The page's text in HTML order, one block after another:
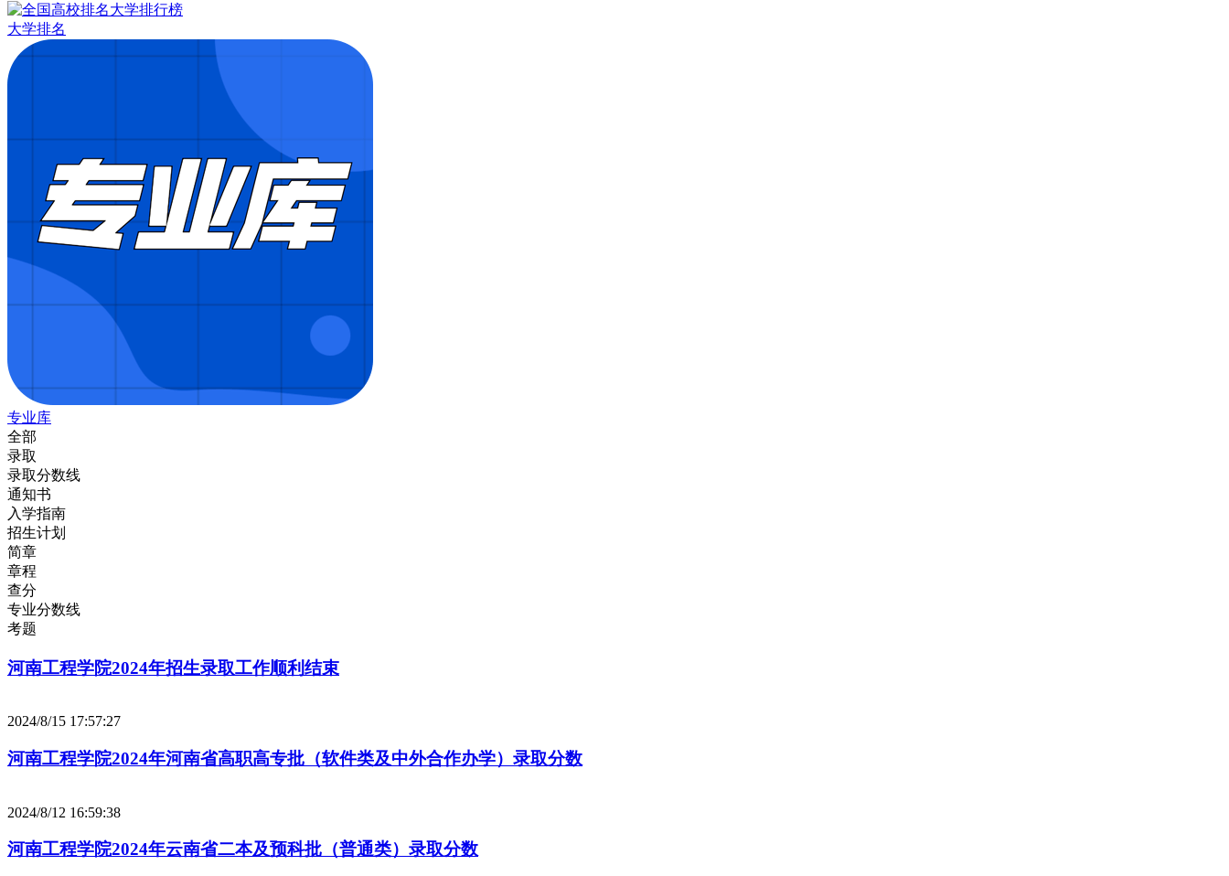
大学排名
专业库
全部
录取
录取分数线
通知书
入学指南
招生计划
简章
章程
查分
专业分数线
考题
河南工程学院2024年招生录取工作顺利结束
2024/8/15 17:57:27
河南工程学院2024年河南省高职高专批（软件类及中外合作办学）录取分数
2024/8/12 16:59:38
河南工程学院2024年云南省二本及预科批（普通类）录取分数